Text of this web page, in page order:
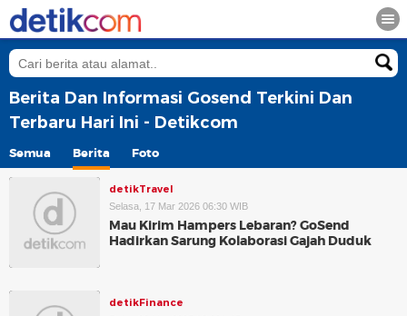
Berita Dan Informasi Gosend Terkini Dan
Terbaru Hari Ini - Detikcom
Semua Berita Foto
detikTravel
Selasa, 17 Mar 2026 06:30 WIB
Mau Kirim Hampers Lebaran? GoSend
Hadirkan Sarung Kolaborasi Gajah Duduk
detikFinance